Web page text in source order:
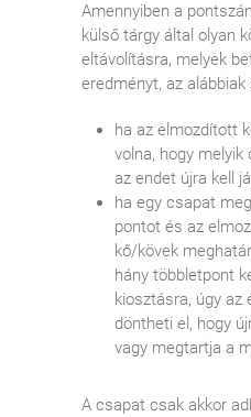
Amennyiben a
külső tárgy által olyan
eltávolításra, melyek
eredményt, az alábbiak
ha az elmozdított
volna, hogy
az endet újra kell
ha egy csapat
pontot és az
kő/kövek
hány többletpont
kiosztásra, úgy
döntheti el, hogy
vagy megtartja a
A csapat csak akkor